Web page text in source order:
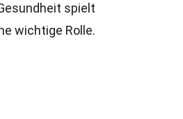
spielt
wichtige Rolle.